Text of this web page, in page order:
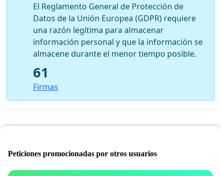
El Reglamento General de Protección de
Datos de la Unión Europea (GDPR) requiere
una razón legítima para almacenar
información personal y que la información se
almacene durante el menor tiempo posible.
61
Firmas
Peticiones promocionadas por otros usuarios